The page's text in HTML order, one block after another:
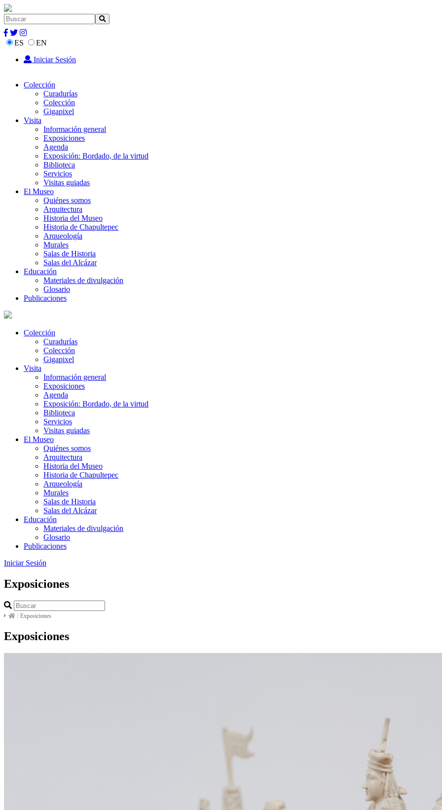
ES
EN
Iniciar Sesión
Colección
Curadurías
Colección
Gigapixel
Visita
Información general
Exposiciones
Agenda
Exposición: Bordado, de la virtud
Biblioteca
Servicios
Visitas guiadas
El Museo
Quiénes somos
Arquitectura
Historia del Museo
Historia de Chapultepec
Arqueología
Murales
Salas de Historia
Salas del Alcázar
Educación
Materiales de divulgación
Glosario
Publicaciones
Colección
Curadurías
Colección
Gigapixel
Visita
Información general
Exposiciones
Agenda
Exposición: Bordado, de la virtud
Biblioteca
Servicios
Visitas guiadas
El Museo
Quiénes somos
Arquitectura
Historia del Museo
Historia de Chapultepec
Arqueología
Murales
Salas de Historia
Salas del Alcázar
Educación
Materiales de divulgación
Glosario
Publicaciones
Iniciar Sesión
Exposiciones
/ Exposiciones
Exposiciones